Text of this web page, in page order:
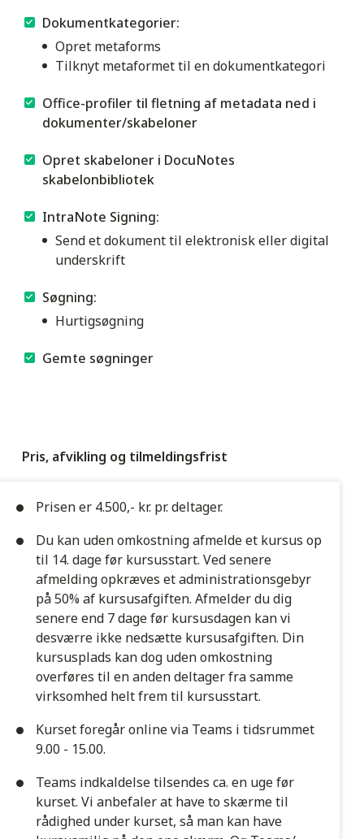
Dokumentkategorier:
Opret metaforms
Tilknyt metaformet til en dokumentkategori
Office-profiler til fletning af metadata ned i
dokumenter/skabeloner
Opret skabeloner i DocuNotes
skabelonbibliotek
IntraNote Signing:
Send et dokument til elektronisk eller digital
underskrift
Søgning:
Hurtigsøgning
Gemte søgninger
Pris, afvikling og tilmeldingsfrist
Prisen er 4.500,- kr. pr. deltager.
Du kan uden omkostning afmelde et kursus op
til 14. dage før kursusstart. Ved senere
afmelding opkræves et administrationsgebyr
på 50% af kursusafgiften. Afmelder du dig
senere end 7 dage før kursusdagen kan vi
desværre ikke nedsætte kursusafgiften. Din
kursusplads kan dog uden omkostning
overføres til en anden deltager fra samme
virksomhed helt frem til kursusstart.
Kurset foregår online via Teams i tidsrummet
9.00 - 15.00.
Teams indkaldelse tilsendes ca. en uge før
kurset. Vi anbefaler at have to skærme til
rådighed under kurset, så man kan have